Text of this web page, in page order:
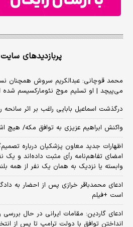
پربازدیدهای
محمد قوچانی: عبدالکریم سروش همچنان
می‌پیچد | او تسلیم موج نئومارکسیسم
درگذشت اسماعیل بابایی راغب بر اثر سانحه
واکنش ابراهیم عزیزی به توافق مکه/ هیچ
امضای تفاهم‌نامه رأی مثبت داده‌اند و
وابسته یا نزدیک به همان یک نفر از همه
ادعای محمدباقر خرازی پس از احضار به
است +فیلم
ادعای گاردین: مقامات ایرانی در حال بررسی
انداختن توافق با دولت ترامپ تا پس از